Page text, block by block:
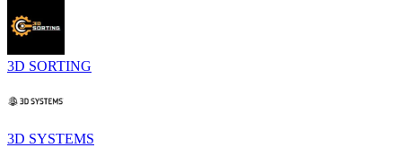
3D SORTING
3D SYSTEMS